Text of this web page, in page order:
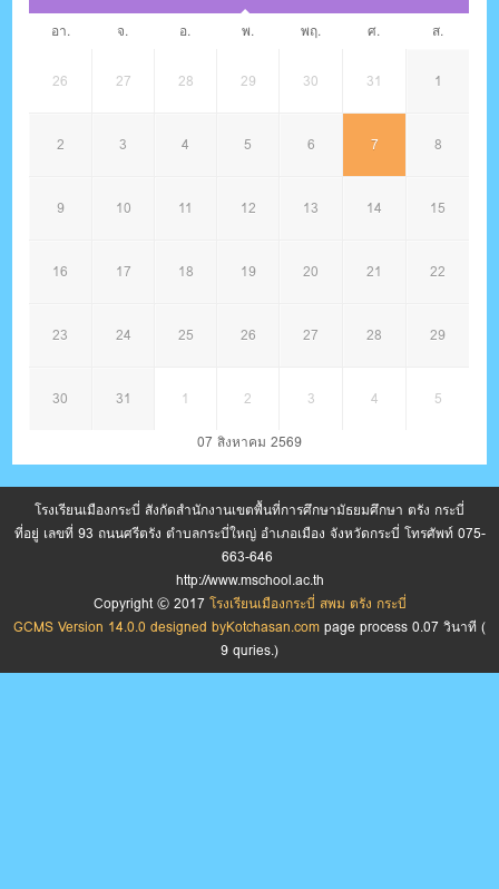
อา. จ. อ. พ. พฤ. ศ. ส.
26 27 28 29 30 31 1
2 3 4 5 6 7 8
9 10 11 12 13 14 15
16 17 18 19 20 21 22
23 24 25 26 27 28 29
30 31 1 2 3 4 5
07 สิงหาคม 2569
โรงเรียนเมืองกระบี่ สังกัดสำนักงานเขตพื้นที่การศึกษามัธยมศึกษา ตรัง กระบี่
ที่อยู่ เลขที่ 93 ถนนศรีตรัง ตำบลกระบี่ใหญ่ อำเภอเมือง จังหวัดกระบี่ โทรศัพท์ 075-
663-646
http://www.mschool.ac.th
Copyright © 2017 โรงเรียนเมืองกระบี่ สพม ตรัง กระบี่
GCMS Version 14.0.0 designed byKotchasan.com page process 0.07 วินาที (
9 quries.)